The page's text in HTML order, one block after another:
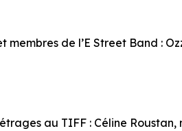
membres de l’E Street Band :
au TIFF : Céline